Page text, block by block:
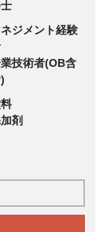
ジメント経験
技術者(OB含
剤